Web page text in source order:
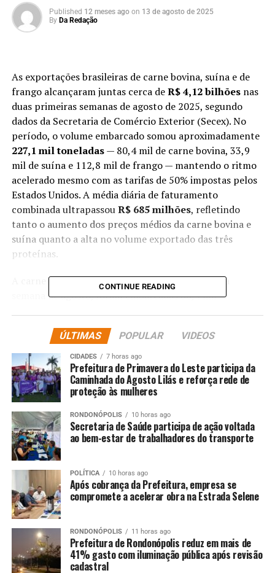
Published 12 meses ago on 13 de agosto de 2025
By Da Redação
As exportações brasileiras de carne bovina, suína e de
frango alcançaram juntas cerca deR$ 4,12 bilhõesnas
duas primeiras semanas de agosto de 2025, segundo
dados da Secretaria de Comércio Exterior (Secex). No
período, o volume embarcado somou aproximadamente
227,1 mil toneladas— 80,4 mil de carne bovina, 33,9
mil de suína e 112,8 mil de frango — mantendo o ritmo
acelerado mesmo com as tarifas de 50% impostas pelos
Estados Unidos. A média diária de faturamento
combinada ultrapassouR$ 685 milhões, refletindo
tanto o aumento dos preços médios da carne bovina e
suína quanto a alta no volume exportado das três
proteínas.
A carne bovina puxa o movimento. Até a segunda
semana de agosto, foram embarcadas 80,4 mil
toneladas — um salto de 35,7% em relação ao mesmo
período de 2024. O preço médio também subiu,
atingindo US$ 5.557 por tonelada, 25,3% acima do valor
do ano passado. O faturamento diário cresceu 70%,
chegando a US$ 74,5 milhões, e a projeção é que o
volume total de agosto possa alcançar 320 mil
toneladas, superando as 276,8 mil registradas em julho.
A carne suína também apresenta resultado firme.
Foram 33,9 mil toneladas exportadas até a segunda
semana do mês, com média diária de 5,6 mil toneladas,
alta de 17,4% sobre agosto do ano anterior. O preço
médio teve leve elevação, para US$ 2.545,2 por
tonelada, e a receita total já ultrapassa US$ 86 milhões,
com avanço de 21,4% na média diária em comparação a
2024.
Nas aves, o volume embarcado alcançou 112,8 mil
CONTINUE READING
ÚLTIMAS POPULAR VIDEOS
CIDADES 7 horas ago
Prefeitura de Primavera do Leste participa da
Caminhada do Agosto Lilás e reforça rede de
proteção às mulheres
RONDONÓPOLIS 10 horas ago
Secretaria de Saúde participa de ação voltada
ao bem-estar de trabalhadores do transporte
POLÍTICA 10 horas ago
Após cobrança da Prefeitura, empresa se
compromete a acelerar obra na Estrada Selene
RONDONÓPOLIS 11 horas ago
Prefeitura de Rondonópolis reduz em mais de
41% gasto com iluminação pública após revisão
cadastral